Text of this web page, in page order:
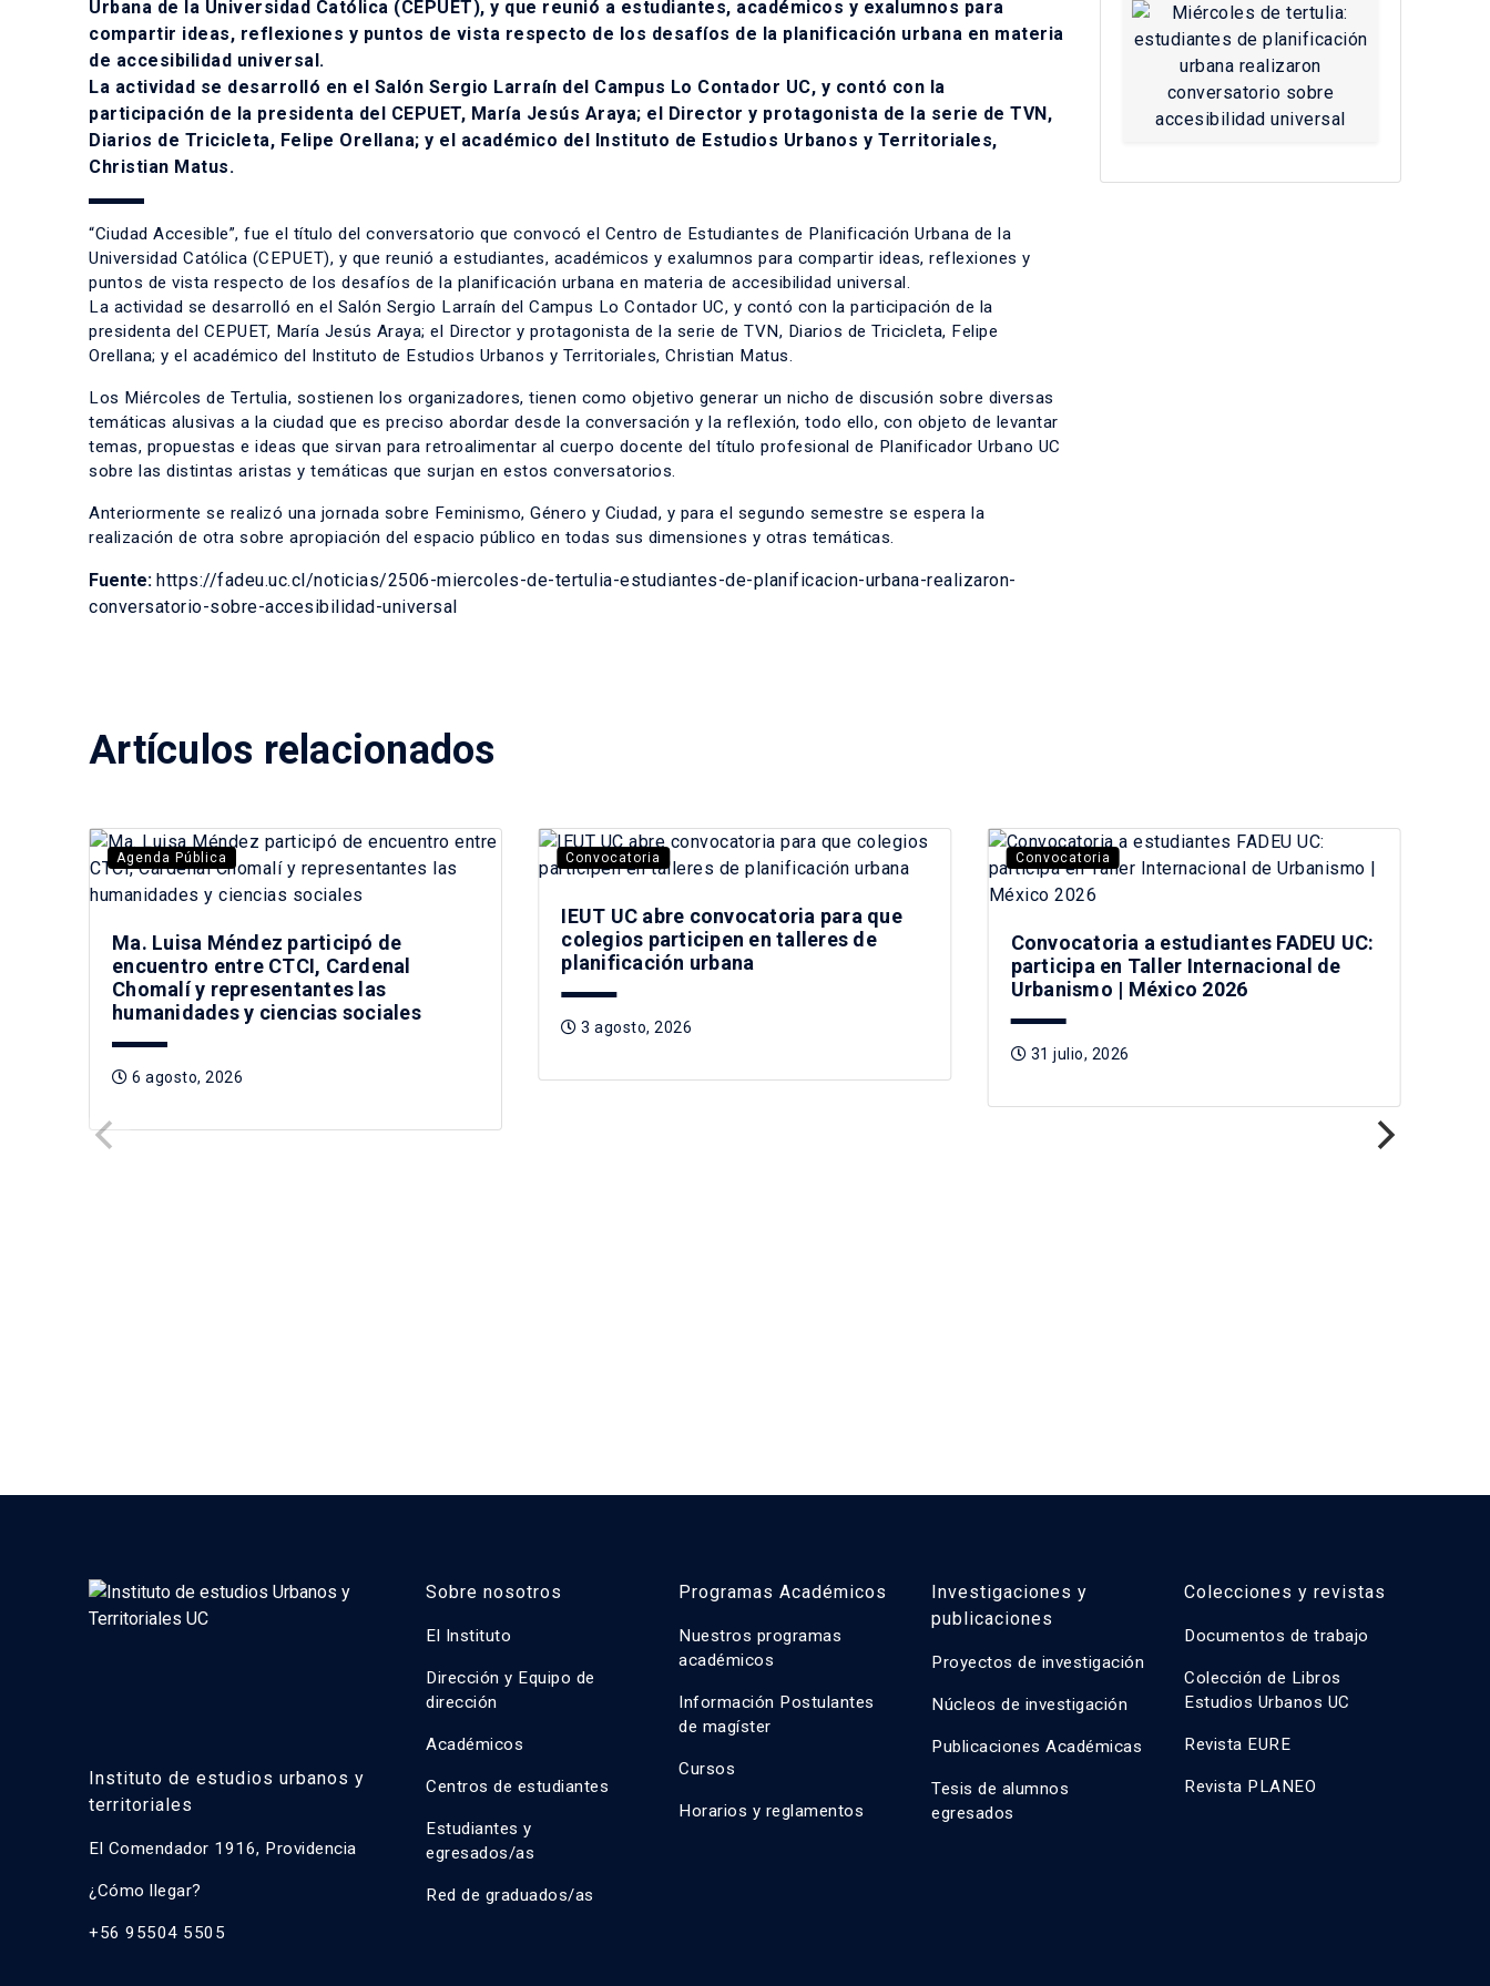
Urbana de la Universidad Católica (CEPUET), y que reunió a estudiantes, académicos y exalumnos para
compartir ideas, reflexiones y puntos de vista respecto de los desafíos de la planificación urbana en materia
de accesibilidad universal.
La actividad se desarrolló en el Salón Sergio Larraín del Campus Lo Contador UC, y contó con la
participación de la presidenta del CEPUET, María Jesús Araya; el Director y protagonista de la serie de TVN,
Diarios de Tricicleta, Felipe Orellana; y el académico del Instituto de Estudios Urbanos y Territoriales,
Christian Matus.
“Ciudad Accesible”, fue el título del conversatorio que convocó el Centro de Estudiantes de Planificación Urbana de la
Universidad Católica (CEPUET), y que reunió a estudiantes, académicos y exalumnos para compartir ideas, reflexiones y
puntos de vista respecto de los desafíos de la planificación urbana en materia de accesibilidad universal.
La actividad se desarrolló en el Salón Sergio Larraín del Campus Lo Contador UC, y contó con la participación de la
presidenta del CEPUET, María Jesús Araya; el Director y protagonista de la serie de TVN, Diarios de Tricicleta, Felipe
Orellana; y el académico del Instituto de Estudios Urbanos y Territoriales, Christian Matus.
Los Miércoles de Tertulia, sostienen los organizadores, tienen como objetivo generar un nicho de discusión sobre diversas
temáticas alusivas a la ciudad que es preciso abordar desde la conversación y la reflexión, todo ello, con objeto de levantar
temas, propuestas e ideas que sirvan para retroalimentar al cuerpo docente del título profesional de Planificador Urbano UC
sobre las distintas aristas y temáticas que surjan en estos conversatorios.
Anteriormente se realizó una jornada sobre Feminismo, Género y Ciudad, y para el segundo semestre se espera la
realización de otra sobre apropiación del espacio público en todas sus dimensiones y otras temáticas.
Fuente: https://fadeu.uc.cl/noticias/2506-miercoles-de-tertulia-estudiantes-de-planificacion-urbana-realizaron-
conversatorio-sobre-accesibilidad-universal
Artículos relacionados
Agenda Pública
Ma. Luisa Méndez participó de
encuentro entre CTCI, Cardenal
Chomalí y representantes las
humanidades y ciencias sociales
6 agosto, 2026
Convocatoria
IEUT UC abre convocatoria para que
colegios participen en talleres de
planificación urbana
3 agosto, 2026
Convocatoria
Convocatoria a estudiantes FADEU UC:
participa en Taller Internacional de
Urbanismo | México 2026
31 julio, 2026
Instituto de estudios urbanos y
territoriales
El Comendador 1916, Providencia
¿Cómo llegar?
+56 95504 5505
Sobre nosotros
El Instituto
Dirección y Equipo de
dirección
Académicos
Centros de estudiantes
Estudiantes y
egresados/as
Red de graduados/as
Programas Académicos
Nuestros programas
académicos
Información Postulantes
de magíster
Cursos
Horarios y reglamentos
Investigaciones y
publicaciones
Proyectos de investigación
Núcleos de investigación
Publicaciones Académicas
Tesis de alumnos
egresados
Colecciones y revistas
Documentos de trabajo
Colección de Libros
Estudios Urbanos UC
Revista EURE
Revista PLANEO